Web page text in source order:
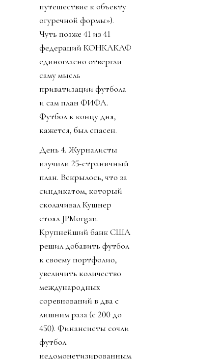
путешествие к объекту
огуречной формы»).
Чуть позже 41 из 41
федераций КОНКАКАФ
единогласно отвергли
саму мысль
приватизации футбола
и сам план ФИФА.
Футбол к концу дня,
кажется, был спасен.
День 4. Журналисты
изучили 25-страничный
план. Вскрылось, что за
синдикатом, который
сколачивал Кушнер
стоял JPMorgan.
Крупнейший банк США
решил добавить футбол
к своему портфолио,
увеличить количество
международных
соревнований в два с
лишним раза (с 200 до
450). Финансисты сочли
футбол
недомонетизированным.